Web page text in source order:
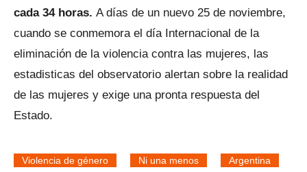
cada 34 horas. A días de un nuevo 25 de noviembre,
cuando se conmemora el día Internacional de la
eliminación de la violencia contra las mujeres, las
estadisticas del observatorio alertan sobre la realidad
de las mujeres y exige una pronta respuesta del
Estado.
Violencia de género Ni una menos Argentina